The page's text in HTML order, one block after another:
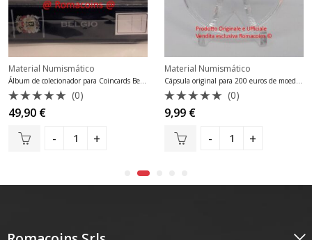
Material Numismático
Álbum de colecionador para Coincards Belgium 2014 – 2018
Avaliação
0
de
(0)
49,90 €
Material Numismático
Cápsula original para 200 euros de moedas Romacoins exclusivas do Vaticano em ouro
Avaliação
0
de
(0)
9,99 €